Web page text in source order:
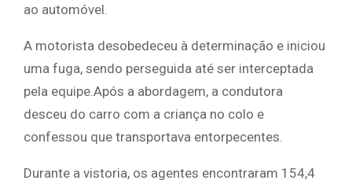
ao automóvel.
A motorista desobedeceu à determinação e iniciou
uma fuga, sendo perseguida até ser interceptada
pela equipe.Após a abordagem, a condutora
desceu do carro com a criança no colo e
confessou que transportava entorpecentes.
Durante a vistoria, os agentes encontraram 154,4